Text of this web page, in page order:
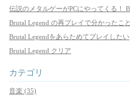
伝説のメタルゲーがPCにやってくる！
Brutal Legend の再プレイで分かったこ
Brutal Legendをあらためてプレイしたい
Brutal Legend クリア
カテゴリ
音楽 (35)